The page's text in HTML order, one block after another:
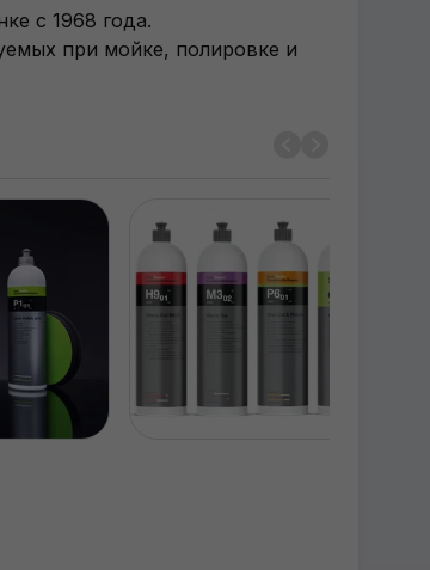
с 1968 года.
при мойке, полировке и